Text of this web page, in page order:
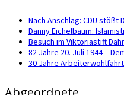
Nach Anschlag: CDU
Danny Eichelbaum:
Besuch im Viktoriastift
82 Jahre 20. Juli 1944 –
30 Jahre